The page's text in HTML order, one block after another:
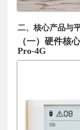
二、核心产品与
（一）硬件核
Pro-4G